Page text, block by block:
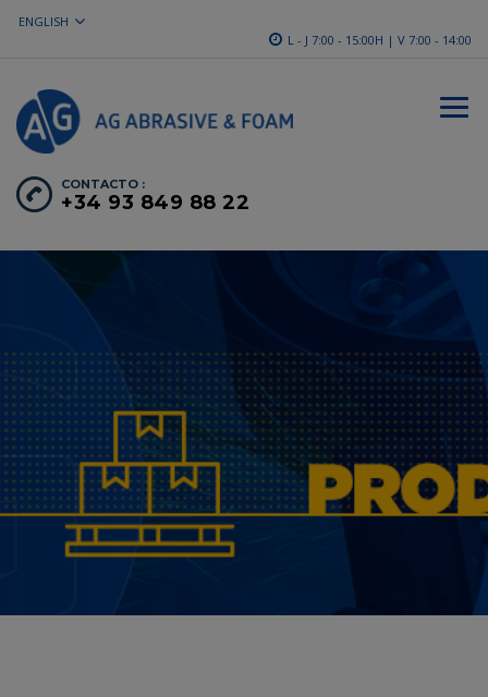
ENGLISH
L - J 7:00 - 15:00H | V 7:00 - 14:00
CONTACTO :
+34 93 849 88 22